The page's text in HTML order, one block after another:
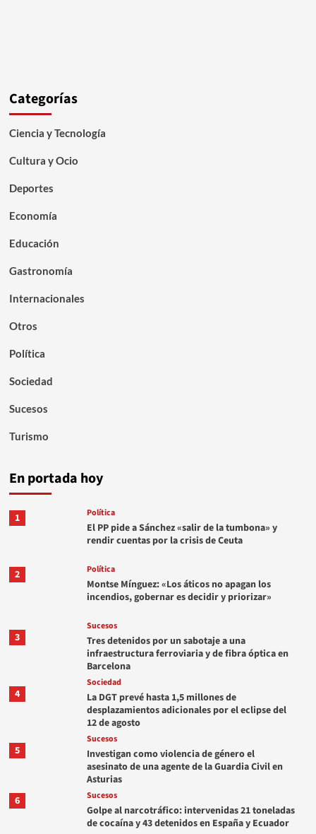
Categorías
Ciencia y Tecnología
Cultura y Ocio
Deportes
Economía
Educación
Gastronomía
Internacionales
Otros
Política
Sociedad
Sucesos
Turismo
En portada hoy
1 Política
El PP pide a Sánchez «salir de la tumbona» y
rendir cuentas por la crisis de Ceuta
2 Política
Montse Mínguez: «Los áticos no apagan los
incendios, gobernar es decidir y priorizar»
3
Sucesos
Tres detenidos por un sabotaje a una
infraestructura ferroviaria y de fibra óptica en
Barcelona
4
Sociedad
La DGT prevé hasta 1,5 millones de
desplazamientos adicionales por el eclipse del
12 de agosto
5
Sucesos
Investigan como violencia de género el
asesinato de una agente de la Guardia Civil en
Asturias
6
Sucesos
Golpe al narcotráfico: intervenidas 21 toneladas
de cocaína y 43 detenidos en España y Ecuador